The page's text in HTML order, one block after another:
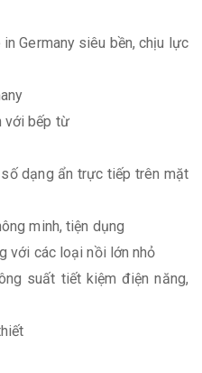
Germany siêu bền, chịu lực
với bếp từ
dạng ẩn trực tiếp trên mặt
minh, tiện dụng
với các loại nồi lớn nhỏ
suất tiết kiệm điện năng,